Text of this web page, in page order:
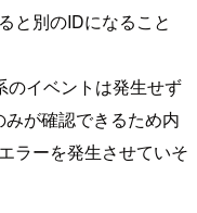
と別のIDになること
イベントは発生せず
みが確認できるため内
ラーを発生させていそ